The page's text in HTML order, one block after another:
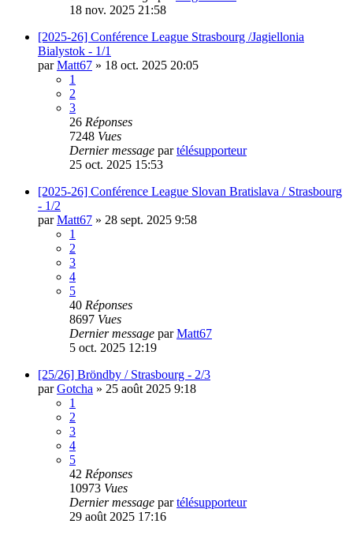
18 nov. 2025 21:58
[2025-26] Conférence League Strasbourg /Jagiellonia
Bialystok - 1/1
parMatt67 » 18 oct. 2025 20:05
1
2
3
26 Réponses
7248 Vues
Dernier message partélésupporteur
25 oct. 2025 15:53
[2025-26] Conférence League Slovan Bratislava / Strasbourg
- 1/2
parMatt67 » 28 sept. 2025 9:58
1
2
3
4
5
40 Réponses
8697 Vues
Dernier message parMatt67
5 oct. 2025 12:19
[25/26] Bröndby / Strasbourg - 2/3
parGotcha » 25 août 2025 9:18
1
2
3
4
5
42 Réponses
10973 Vues
Dernier message partélésupporteur
29 août 2025 17:16